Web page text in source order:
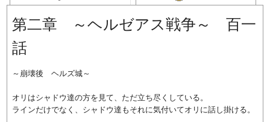
第二章 ～ヘルゼアス戦争～ 百一
話
～崩壊後 ヘルズ城～
オリはシャドウ達の方を見て、ただ立ち尽くしている。
ラインだけでなく、シャドウ達もそれに気付いてオリに話し掛ける。